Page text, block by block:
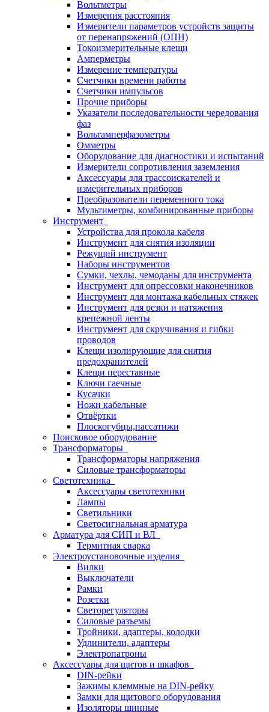
Вольтметры
Измерения расстояния
Измерители параметров устройств защиты
от перенапряжений (ОПН)
Токоизмерительные клещи
Амперметры
Измерение температуры
Счетчики времени работы
Счетчики импульсов
Прочие приборы
Указатели последовательности чередования
фаз
Вольтамперфазометры
Омметры
Оборудование для диагностики и испытаний
Измерители сопротивления заземления
Аксессуары для трассоискателей и
измерительных приборов
Преобразователи переменного тока
Мультиметры, комбинированные приборы
Инструмент
Устройства для прокола кабеля
Инструмент для снятия изоляции
Режущий инструмент
Наборы инструментов
Сумки, чехлы, чемоданы для инструмента
Инструмент для опрессовки наконечников
Инструмент для монтажа кабельных стяжек
Инструмент для резки и натяжения
крепежной ленты
Инструмент для скручивания и гибки
проводов
Клещи изолирующие для снятия
предохранителей
Клещи переставные
Ключи гаечные
Кусачки
Ножи кабельные
Отвёртки
Плоскогубцы,пассатижи
Поисковое оборудование
Трансформаторы
Трансформаторы напряжения
Силовые трансформаторы
Светотехника
Аксессуары светотехники
Лампы
Светильники
Светосигнальная арматура
Арматура для СИП и ВЛ
Термитная сварка
Электроустановочные изделия
Вилки
Выключатели
Рамки
Розетки
Светорегуляторы
Силовые разъемы
Тройники, адаптеры, колодки
Удлинители, адаптеры
Электропатроны
Аксессуары для щитов и шкафов
DIN-рейки
Зажимы клеммные на DIN-рейку
Замки для щитового оборудования
Изоляторы шинные